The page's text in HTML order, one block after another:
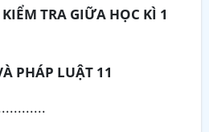
TRA GIỮA HỌC KÌ 1
PHÁP LUẬT 11